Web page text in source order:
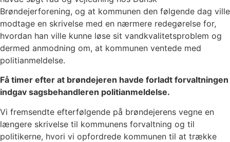
Brøndejerforening, og at kommunen den følgende dag ville
modtage en skrivelse med en nærmere redegørelse for,
hvordan han ville kunne løse sit vandkvalitetsproblem og
dermed anmodning om, at kommunen ventede med
politianmeldelse.
Få timer efter at brøndejeren havde forladt forvaltningen
indgav sagsbehandleren politianmeldelse.
Vi fremsendte efterfølgende på brøndejerens vegne en
længere skrivelse til kommunens forvaltning og til
politikerne, hvori vi opfordrede kommunen til at trække